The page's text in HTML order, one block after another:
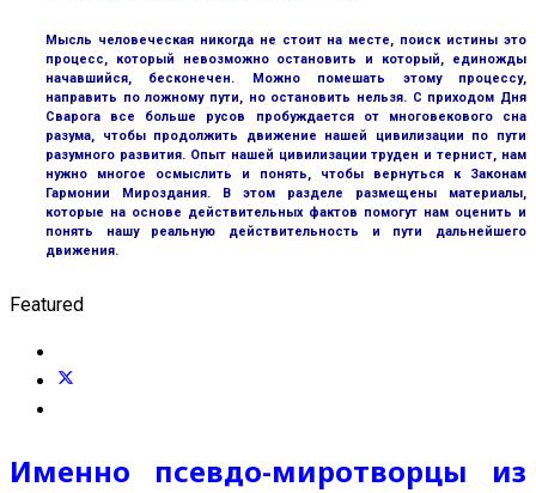
Мысль человеческая никогда не стоит на месте, поиск истины это
процесс, который невозможно остановить и который, единожды
начавшийся, бесконечен. Можно помешать этому процессу,
направить по ложному пути, но остановить нельзя. С приходом Дня
Сварога все больше русов пробуждается от многовекового сна
разума, чтобы продолжить движение нашей цивилизации по пути
разумного развития. Опыт нашей цивилизации труден и тернист, нам
нужно многое осмыслить и понять, чтобы вернуться к Законам
Гармонии Мироздания. В этом разделе размещены материалы,
которые на основе действительных фактов помогут нам оценить и
понять нашу реальную действительность и пути дальнейшего
движения.
Featured
Именно псевдо-миротворцы из